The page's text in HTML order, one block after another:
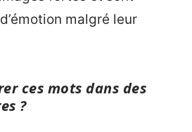
malgré leur
ces mots dans des
?